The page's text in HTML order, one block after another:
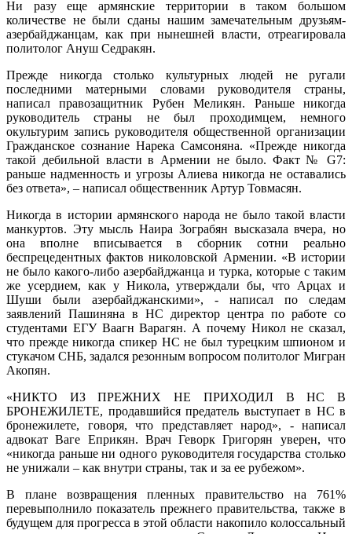
Ни разу еще армянские территории в таком большом
количестве не были сданы нашим замечательным друзьям-
азербайджанцам, как при нынешней власти, отреагировала
политолог Ануш Седракян.
Прежде никогда столько культурных людей не ругали
последними матерными словами руководителя страны,
написал правозащитник Рубен Меликян. Раньше никогда
руководитель страны не был проходимцем, немного
окультурим запись руководителя общественной организации
Гражданское сознание Нарека Самсоняна. «Прежде никогда
такой дебильной власти в Армении не было. Факт № G7:
раньше надменность и угрозы Алиева никогда не оставались
без ответа», – написал общественник Артур Товмасян.
Никогда в истории армянского народа не было такой власти
манкуртов. Эту мысль Наира Зограбян высказала вчера, но
она вполне вписывается в сборник сотни реально
беспрецедентных фактов николовской Армении. «В истории
не было какого-либо азербайджанца и турка, которые с таким
же усердием, как у Никола, утверждали бы, что Арцах и
Шуши были азербайджанскими», - написал по следам
заявлений Пашиняна в НС директор центра по работе со
студентами ЕГУ Ваагн Варагян. А почему Никол не сказал,
что прежде никогда спикер НС не был турецким шпионом и
стукачом СНБ, задался резонным вопросом политолог Мигран
Акопян.
«НИКТО ИЗ ПРЕЖНИХ НЕ ПРИХОДИЛ В НС В
БРОНЕЖИЛЕТЕ, продавшийся предатель выступает в НС в
бронежилете, говоря, что представляет народ», - написал
адвокат Ваге Еприкян. Врач Геворк Григорян уверен, что
«никогда раньше ни одного руководителя государства столько
не унижали – как внутри страны, так и за ее рубежом».
В плане возвращения пленных правительство на 761%
перевыполнило показатель прежнего правительства, также в
будущем для прогресса в этой области накопило колоссальный